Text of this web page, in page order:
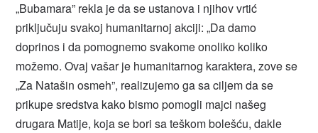
„Bubamara” rekla je da se ustanova i njihov vrtić
priključuju svakoj humanitarnoj akciji: „Da damo
doprinos i da pomognemo svakome onoliko koliko
možemo. Ovaj vašar je humanitarnog karaktera, zove se
„Za Natašin osmeh”, realizujemo ga sa ciljem da se
prikupe sredstva kako bismo pomogli majci našeg
drugara Matije, koja se bori sa teškom bolešću, dakle